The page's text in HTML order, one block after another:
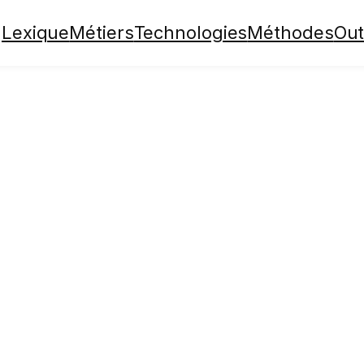
LexiqueMétiersTechnologiesMéthodes